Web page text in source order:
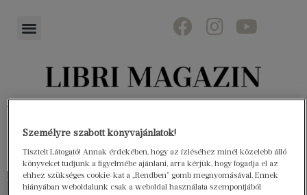
Személyre szabott könyvajánlatok!
Tisztelt Látogató! Annak érdekében, hogy az ízléséhez minél közelebb álló
könyveket tudjunk a figyelmébe ajánlani, arra kérjük, hogy fogadja el az
ehhez szükséges cookie-kat a „Rendben” gomb megnyomásával. Ennek
hiányában weboldalunk csak a weboldal használata szempontjából